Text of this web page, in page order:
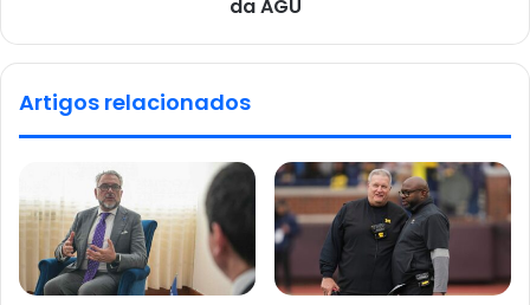
da AGU
Artigos relacionados